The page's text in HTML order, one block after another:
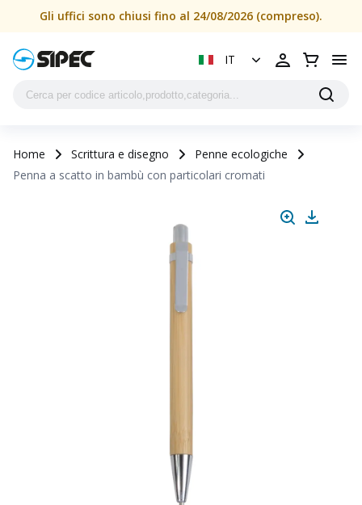
Gli uffici sono chiusi fino al 24/08/2026 (compreso).
IT
Home Scrittura e disegno
Penne ecologiche
Penna a scatto in bambù con particolari cromati
Penna a scatto in bambù con particolari cromati | SIPEC